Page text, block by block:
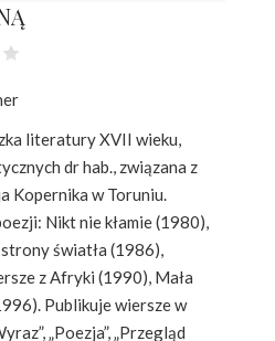
literatury XVII wieku,
dr hab., związana z
Kopernika w Toruniu.
Nikt nie kłamie (1980),
światła (1986),
z Afryki (1990), Mała
Publikuje wiersze w
„Poezja”, „Przegląd